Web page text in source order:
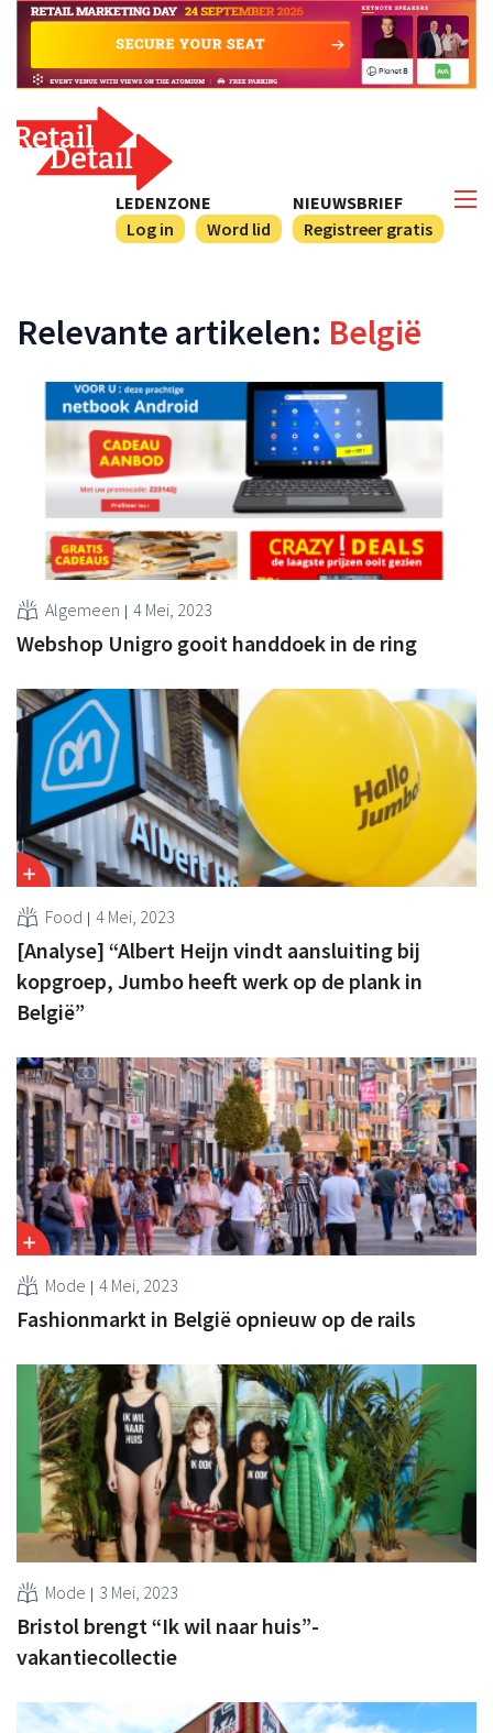
NIEUWSBRIEF
Registreer gratis
LEDENZONE
Log in
Word lid
Relevante artikelen: België
Algemeen 4 Mei, 2023
Webshop Unigro gooit handdoek in de ring
Food 4 Mei, 2023
[Analyse] “Albert Heijn vindt aansluiting bij
kopgroep, Jumbo heeft werk op de plank in
België”
Mode 4 Mei, 2023
Fashionmarkt in België opnieuw op de rails
Mode 3 Mei, 2023
Bristol brengt “Ik wil naar huis”-
vakantiecollectie